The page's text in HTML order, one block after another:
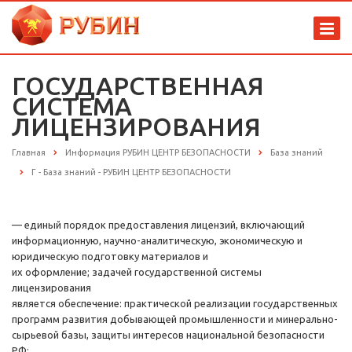
ГОСУДАРСТВЕННАЯ
СИСТЕМА
ЛИЦЕНЗИРОВАНИЯ
Главная Информация РУБИН ЦЕНТР БЕЗОПАСНОСТИ База знаний
Г - База знаний - РУБИН ЦЕНТР БЕЗОПАСНОСТИ
— единый порядок предоставления лицензий, включающий
информационную, научно-аналитическую, экономическую и
юридическую подготовку материалов и
их оформление; задачей государственной системы
лицензирования
является обеспечение: практической реализации государственных
программ развития добывающей промышленности и минерально-
сырьевой базы, защиты интересов национальной безопасности